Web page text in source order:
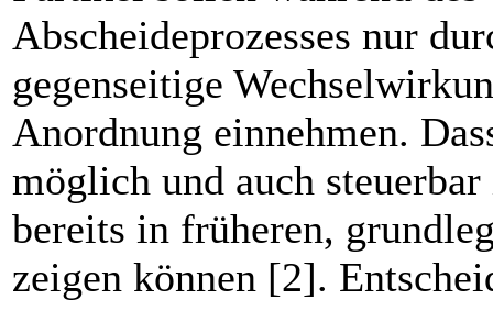
Abscheideprozesses nur
gegenseitige
Anordnung einnehmen.
möglich und auch
bereits in früheren,
zeigen können [2].